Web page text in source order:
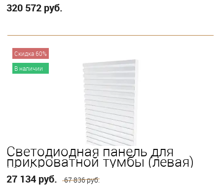
320 572 руб.
Скидка 60%
В наличии
Светодиодная панель для
прикроватной тумбы (левая)
Horizons
27 134 руб. 67 836 руб.